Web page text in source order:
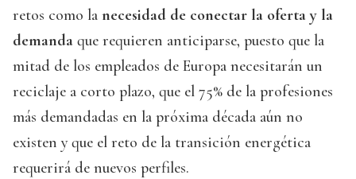
retos como la necesidad de conectar la oferta y la
demanda que requieren anticiparse, puesto que la
mitad de los empleados de Europa necesitarán un
reciclaje a corto plazo, que el 75% de la profesiones
más demandadas en la próxima década aún no
existen y que el reto de la transición energética
requerirá de nuevos perfiles.